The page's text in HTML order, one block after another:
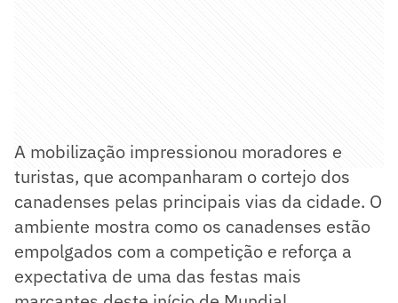
A mobilização impressionou moradores e
turistas, que acompanharam o cortejo dos
canadenses pelas principais vias da cidade. O
ambiente mostra como os canadenses estão
empolgados com a competição e reforça a
expectativa de uma das festas mais